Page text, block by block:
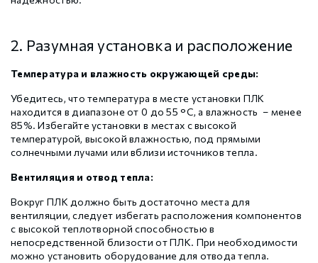
2. Разумная установка и расположение
Температура и влажность окружающей среды:
Убедитесь, что температура в месте установки ПЛК
находится в диапазоне от 0 до 55 °С, а влажность – менее
85%. Избегайте установки в местах с высокой
температурой, высокой влажностью, под прямыми
солнечными лучами или вблизи источников тепла.
Вентиляция и отвод тепла:
Вокруг ПЛК должно быть достаточно места для
вентиляции, следует избегать расположения компонентов
с высокой теплотворной способностью в
непосредственной близости от ПЛК. При необходимости
можно установить оборудование для отвода тепла.